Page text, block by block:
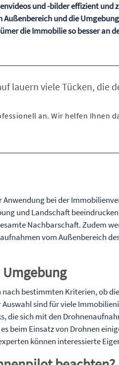
und -bilder effizient
Außenbereich und die
die Immobilie so besser an
lauern viele Tücken, die
an. Wir helfen Ihnen
bei der
und Landschaft
Nachbarschaft. Zudem
vom Außenbereich
bestimmten Kriterien, ob
sind für viele
die sich mit den
beim Einsatz von Drohnen
können interessierte